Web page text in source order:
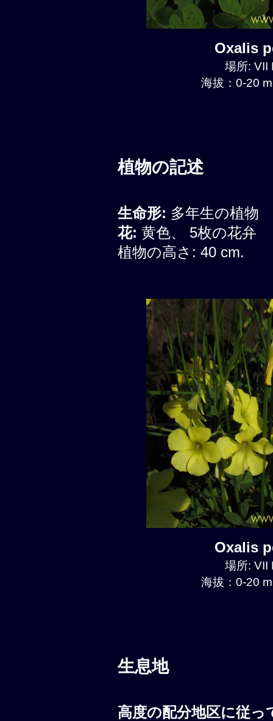
Oxalis
場所: VII
海拔：0-20
植物の記述
生命形: 多年生の植物
花: 黄色、 5枚の花弁
植物の高さ: 40 cm.
Oxalis
場所: VII
海拔：0-20
生息地
高度の配分地区に従っ